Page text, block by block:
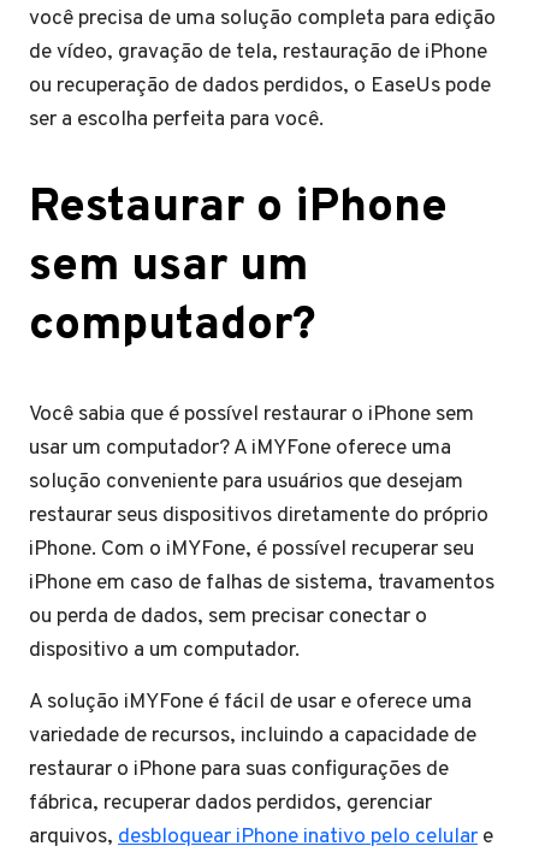
você precisa de uma solução completa para edição
de vídeo, gravação de tela, restauração de iPhone
ou recuperação de dados perdidos, o EaseUs pode
ser a escolha perfeita para você.
Restaurar o iPhone
sem usar um
computador?
Você sabia que é possível restaurar o iPhone sem
usar um computador? A iMYFone oferece uma
solução conveniente para usuários que desejam
restaurar seus dispositivos diretamente do próprio
iPhone. Com o iMYFone, é possível recuperar seu
iPhone em caso de falhas de sistema, travamentos
ou perda de dados, sem precisar conectar o
dispositivo a um computador.
A solução iMYFone é fácil de usar e oferece uma
variedade de recursos, incluindo a capacidade de
restaurar o iPhone para suas configurações de
fábrica, recuperar dados perdidos, gerenciar
arquivos, desbloquear iPhone inativo pelo celular e